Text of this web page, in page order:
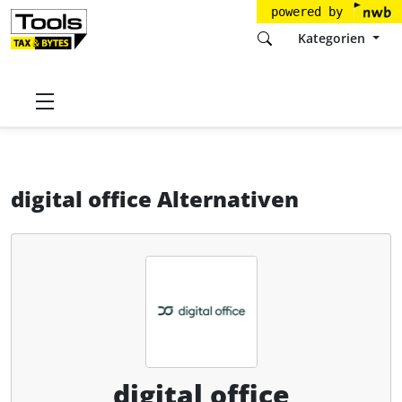
powered by
Kategorien
Startseite
digital office Alternativen
digital office